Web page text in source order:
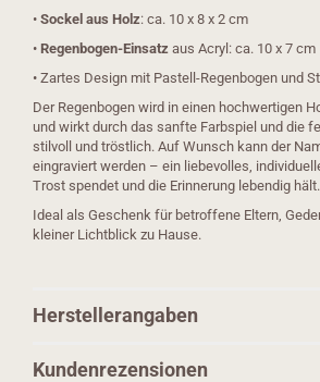
• Sockel aus Holz: ca. 10 x 8 x 2 cm
• Regenbogen-Einsatz aus Acryl: ca. 10 x 7 cm
• Zartes Design mit Pastell-Regenbogen und
Der Regenbogen wird in einen hochwertigen
und wirkt durch das sanfte Farbspiel und die
stilvoll und tröstlich. Auf Wunsch kann der
eingraviert werden – ein liebevolles,
Trost spendet und die Erinnerung lebendig hält.
Ideal als Geschenk für betroffene Eltern,
kleiner Lichtblick zu Hause.
Herstellerangaben
Kundenrezensionen